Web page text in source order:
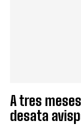
A tres
desata